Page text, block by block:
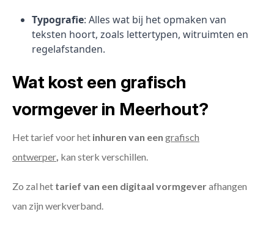
Typografie: Alles wat bij het opmaken van
teksten hoort, zoals lettertypen, witruimten en
regelafstanden.
Wat kost een grafisch
vormgever in Meerhout?
Het tarief voor het inhuren van een grafisch
ontwerper kan sterk verschillen.
Zo zal het tarief van een digitaal vormgeverafhangen
van zijn werkverband.